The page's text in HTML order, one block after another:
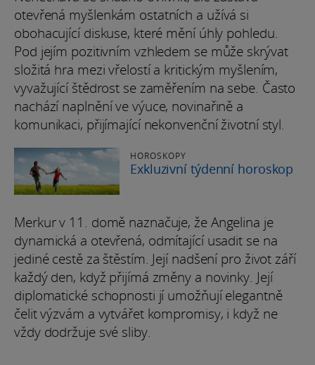
otevřená myšlenkám ostatních a užívá si
obohacující diskuse, které mění úhly pohledu.
Pod jejím pozitivním vzhledem se může skrývat
složitá hra mezi vřelostí a kritickým myšlením,
vyvažující štědrost se zaměřením na sebe. Často
nachází naplnění ve výuce, novinařině a
komunikaci, přijímající nekonvenční životní styl.
HOROSKOPY
Exkluzivní týdenní horoskop
Merkur v 11. domě naznačuje, že Angelina je
dynamická a otevřená, odmítající usadit se na
jediné cestě za štěstím. Její nadšení pro život září
každý den, když přijímá změny a novinky. Její
diplomatické schopnosti jí umožňují elegantně
čelit výzvám a vytvářet kompromisy, i když ne
vždy dodržuje své sliby.